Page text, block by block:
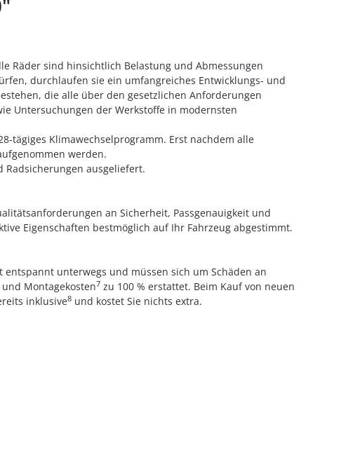
Räder sind hinsichtlich Belastung und Abmessungen
durchlaufen sie ein umfangreiches Entwicklungs- und
die alle über den gesetzlichen Anforderungen
Untersuchungen der Werkstoffe in modernsten
tägiges Klimawechselprogramm. Erst nachdem alle
werden.
Radsicherungen ausgeliefert.
an Sicherheit, Passgenauigkeit und
Eigenschaften bestmöglich auf Ihr Fahrzeug abgestimmt.
unterwegs und müssen sich um Schäden an
Montagekosten7 zu 100 % erstattet. Beim Kauf von neuen
inklusive8 und kostet Sie nichts extra.